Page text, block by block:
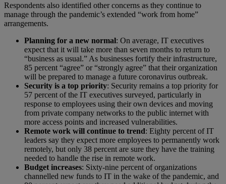
Respondents also identified other concerns as they continue to
manage through the pandemic’s extended “work from home”
arrangements.
Planning for a new normal: On average, IT executives
expect that it will take more than seven months to return to
“business as usual.” As businesses fortify their infrastructure,
85 percent “agree” or “strongly agree” that their organization
will be prepared to manage a future coronavirus outbreak.
Security is a top priority: Security remains a top priority for
57 percent of the IT executives surveyed, particularly in
response to employees using their own devices and moving
from private company networks to the public internet with
more access points and increased vulnerabilities.
Remote work will continue to trend: Eighty percent of IT
leaders say they expect more employees to permanently work
remotely, but only 38 percent are sure they have the training
needed to handle the rise in remote work.
Budget increases: Sixty-nine percent of organizations
channelled new funds to IT in the wake of the pandemic, and